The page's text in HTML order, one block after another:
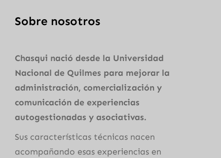
Sobre nosotros
Chasqui nació desde la Universidad
Nacional de Quilmes para mejorar la
administración, comercialización y
comunicación de experiencias
autogestionadas y asociativas.
Sus características técnicas nacen
acompañando esas experiencias en